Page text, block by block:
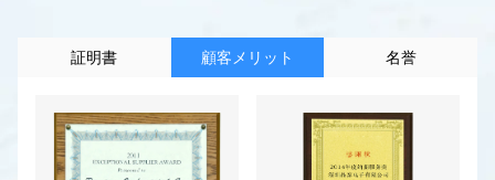
証明書 顧客メリット 名誉